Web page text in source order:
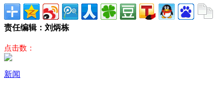
责任编辑：刘炳栋
点击数：
新闻